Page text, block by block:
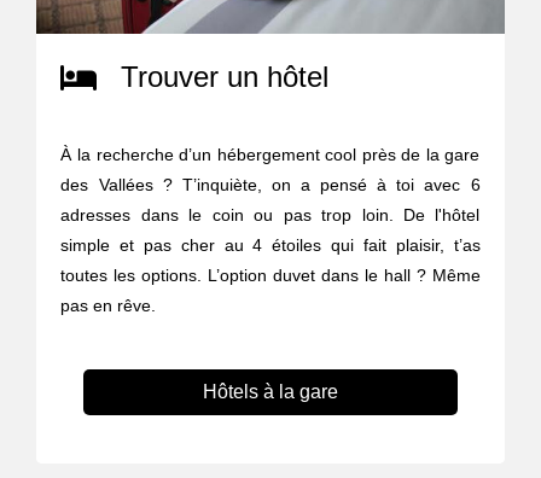
Trouver un hôtel
À la recherche d’un hébergement cool près de la gare
des Vallées ? T’inquiète, on a pensé à toi avec 6
adresses dans le coin ou pas trop loin. De l'hôtel
simple et pas cher au 4 étoiles qui fait plaisir, t’as
toutes les options. L’option duvet dans le hall ? Même
pas en rêve.
Hôtels à la gare